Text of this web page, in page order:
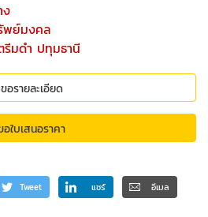
พย์มงคล
รีมดำ ปทุมธานี
ขอรายละเอียด
อใบเสนอราคา
Tweet แชร์ อีเมล